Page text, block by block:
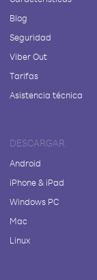
Blog
Seguridad
Viber Out
Tarifas
Asistencia técnica
DESCARGAR
Android
iPhone & iPad
Windows PC
Mac
Linux